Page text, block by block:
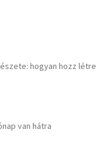
hogyan hozz létre
van hátra